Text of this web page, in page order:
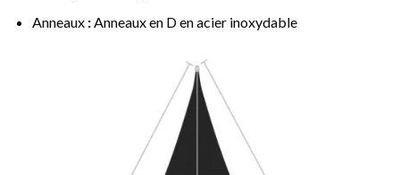
Anneaux: Anneaux en D en acier inoxydable